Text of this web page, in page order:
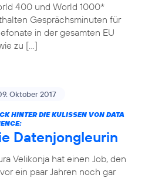
400 und World 1000*
Gesprächsminuten für
in der gesamten EU
zu […]
Oktober 2017
HINTER DIE KULISSEN VON DATA
Datenjongleurin
Velikonja hat einen Job, den
ein paar Jahren noch gar